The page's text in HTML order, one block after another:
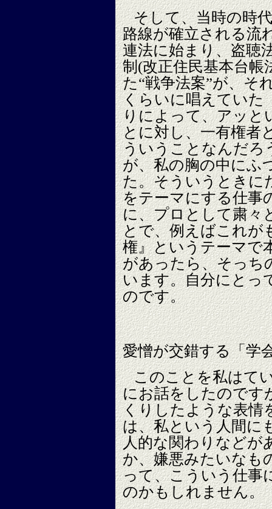
そして、当時の時
路線が確立される流
連法に始まり、盗聴
制(改正住民基本台帳
た“戦争法案”が、そ
くらいに唱えていた
りによって、アッと
とに対し、一有権者
ういうことなんだろ
が、私の胸の中にふ
た。そういうときに
をテーマにする仕事
に、プロとして粛々
とで、例えばこれが
権』というテーマで
があったら、そっち
います。自分にとっ
のです。
愛憎が交錯する「学
このことを私はて
にお話をしたのです
くりしたような表情
は、私という人間に
人的な関わりなどが
か、嫌悪みたいなも
って、こういう仕事
のかもしれません。